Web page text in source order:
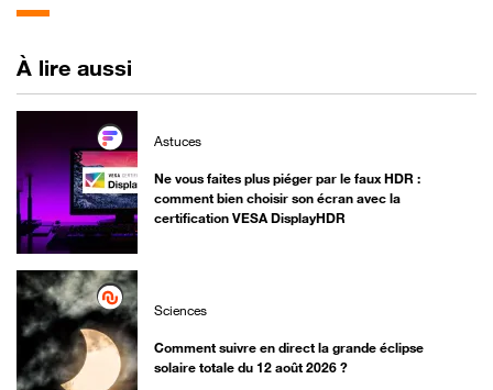
ordinateurs
À lire aussi
Astuces
Ne vous faites plus piéger par le faux HDR :
comment bien choisir son écran avec la
certification VESA DisplayHDR
Sciences
Comment suivre en direct la grande éclipse
solaire totale du 12 août 2026 ?